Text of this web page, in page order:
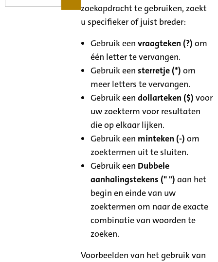
zoekopdracht te gebruiken, zoekt
u specifieker of juist breder:
Gebruik eenvraagteken (?) om
één letter te vervangen.
Gebruik eensterretje (*) om
meer letters te vervangen.
Gebruik eendollarteken ($) voor
uw zoekterm voor resultaten
die op elkaar lijken.
Gebruik een minteken (-) om
zoektermen uit te sluiten.
Gebruik een Dubbele
aanhalingstekens (" ") aan het
begin en einde van uw
zoektermen om naar de exacte
combinatie van woorden te
zoeken.
Voorbeelden van het gebruik van